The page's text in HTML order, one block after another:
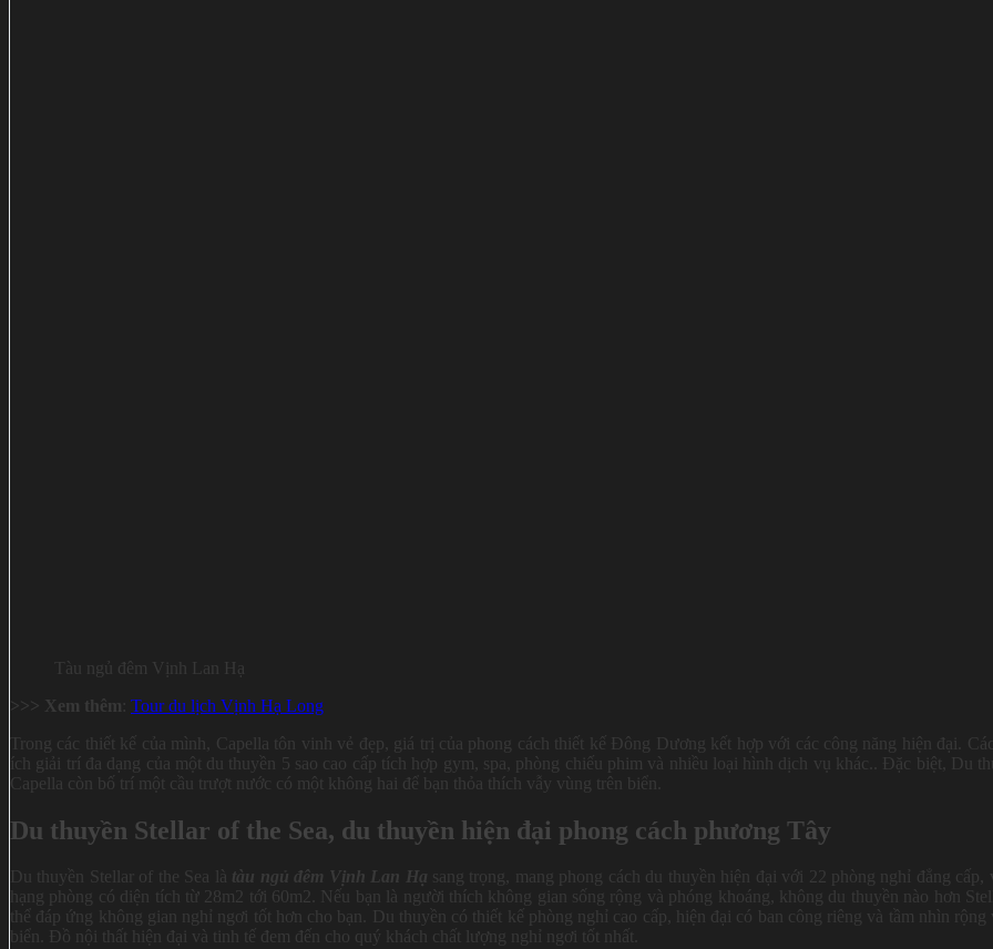
Tàu ngủ đêm Vịnh Lan Hạ
>>> Xem thêm Tour du lịch Vịnh Hạ Long
Trong các thiết kế của mình, Capella tôn vinh vẻ đẹp, giá trị của phong cách thiết kế Đông Dương kết hợp với các công năng hiện đại. Các
ích giải trí đa dạng của một du thuyền 5 sao cao cấp tích hợp gym, spa, phòng chiếu phim và nhiều loại hình dịch vụ khác.. Đặc biệt, Du
Capella còn bố trí một cầu trượt nước có một không hai để bạn thỏa thích vẫy vùng trên biển.
Du thuyền Stellar of the Sea, du thuyền hiện đại phong cách phương Tây
Du thuyền Stellar of the Sea là tàu ngủ đêm Vịnh Lan Hạ sang trọng, mang phong cách du thuyền hiện đại với 22 phòng nghỉ đẳng cấp,
hạng phòng có diện tích từ 28m2 tới 60m2. Nếu bạn là người thích không gian sống rộng và phóng khoáng, không du thuyền nào hơn
thể đáp ứng không gian nghỉ ngơi tốt hơn cho bạn. Du thuyền có thiết kế phòng nghỉ cao cấp, hiện đại có ban công riêng và tầm nhìn rộng
biển. Đồ nội thất hiện đại và tinh tế đem đến cho quý khách chất lượng nghỉ ngơi tốt nhất.